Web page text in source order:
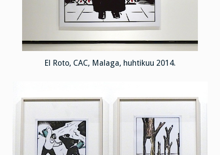
El Roto, CAC, Malaga, huhtikuu 2014.